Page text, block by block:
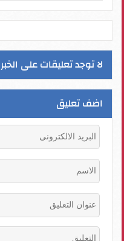
لا توجد تعليقات على الخبر
اضف تعليق